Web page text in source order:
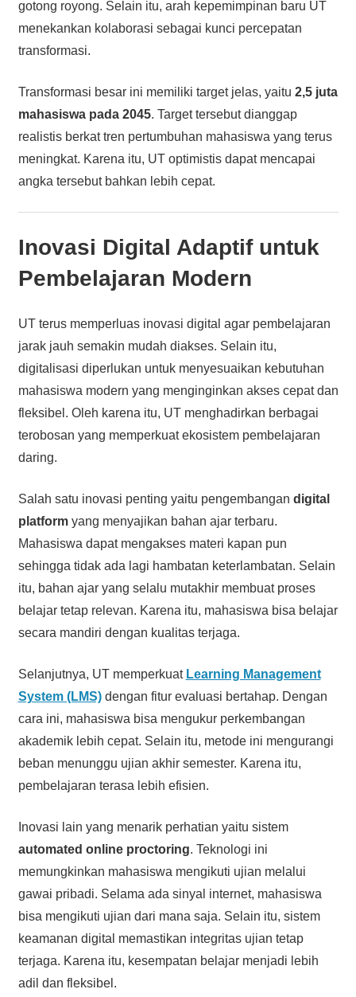
gotong royong. Selain itu, arah kepemimpinan baru UT
menekankan kolaborasi sebagai kunci percepatan
transformasi.
Transformasi besar ini memiliki target jelas, yaitu 2,5 juta
mahasiswa pada 2045. Target tersebut dianggap
realistis berkat tren pertumbuhan mahasiswa yang terus
meningkat. Karena itu, UT optimistis dapat mencapai
angka tersebut bahkan lebih cepat.
Inovasi Digital Adaptif untuk
Pembelajaran Modern
UT terus memperluas inovasi digital agar pembelajaran
jarak jauh semakin mudah diakses. Selain itu,
digitalisasi diperlukan untuk menyesuaikan kebutuhan
mahasiswa modern yang menginginkan akses cepat dan
fleksibel. Oleh karena itu, UT menghadirkan berbagai
terobosan yang memperkuat ekosistem pembelajaran
daring.
Salah satu inovasi penting yaitu pengembangan digital
platformyang menyajikan bahan ajar terbaru.
Mahasiswa dapat mengakses materi kapan pun
sehingga tidak ada lagi hambatan keterlambatan. Selain
itu, bahan ajar yang selalu mutakhir membuat proses
belajar tetap relevan. Karena itu, mahasiswa bisa belajar
secara mandiri dengan kualitas terjaga.
Selanjutnya, UT memperkuat Learning Management
System (LMS)dengan fitur evaluasi bertahap. Dengan
cara ini, mahasiswa bisa mengukur perkembangan
akademik lebih cepat. Selain itu, metode ini mengurangi
beban menunggu ujian akhir semester. Karena itu,
pembelajaran terasa lebih efisien.
Inovasi lain yang menarik perhatian yaitu sistem
automated online proctoring. Teknologi ini
memungkinkan mahasiswa mengikuti ujian melalui
gawai pribadi. Selama ada sinyal internet, mahasiswa
bisa mengikuti ujian dari mana saja. Selain itu, sistem
keamanan digital memastikan integritas ujian tetap
terjaga. Karena itu, kesempatan belajar menjadi lebih
adil dan fleksibel.